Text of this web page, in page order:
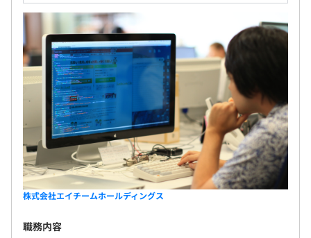
株式会社エイチームホールディングス
職務内容